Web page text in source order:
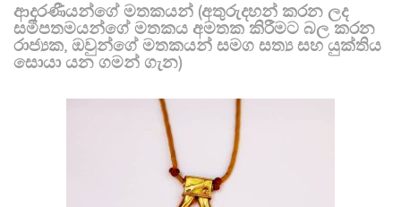
ආදරණීයන්ගේ මතකයන් (අතුරුදහන් කරන ලද
සමීපතමයන්ගේ මතකය අමතක කිරීමට බල කරන
රාජ්‍යක, ඔවුන්ගේ මතකයන් සමග සත්‍ය සහ යුක්තිය
සොයා යන ගමන් ගැන)